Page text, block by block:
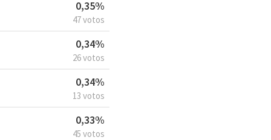
0,35%
47 votos
0,34%
26 votos
0,34%
13 votos
0,33%
45 votos